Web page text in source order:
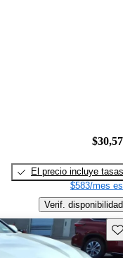
El precio incluye tasas
$583/mes
Verif. disponibilidad